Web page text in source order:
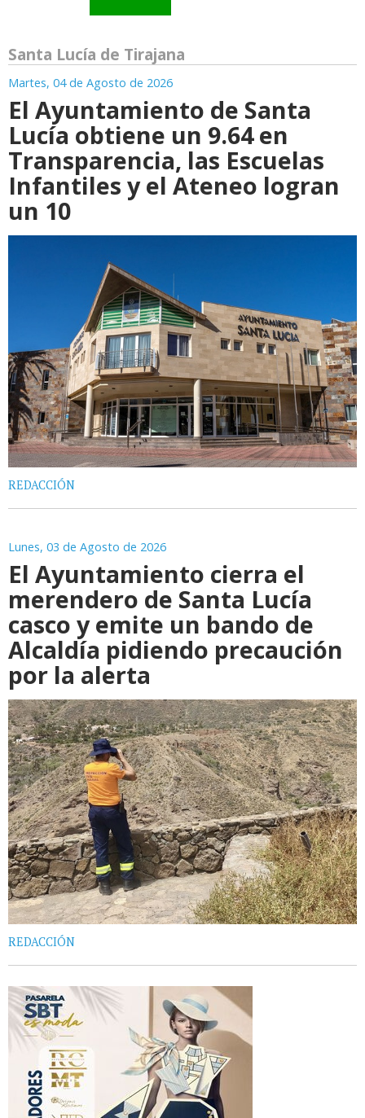
Santa Lucía de Tirajana
Martes, 04 de Agosto de 2026
El Ayuntamiento de Santa
Lucía obtiene un 9.64 en
Transparencia, las Escuelas
Infantiles y el Ateneo logran
un 10
REDACCIÓN
Lunes, 03 de Agosto de 2026
El Ayuntamiento cierra el
merendero de Santa Lucía
casco y emite un bando de
Alcaldía pidiendo precaución
por la alerta
REDACCIÓN